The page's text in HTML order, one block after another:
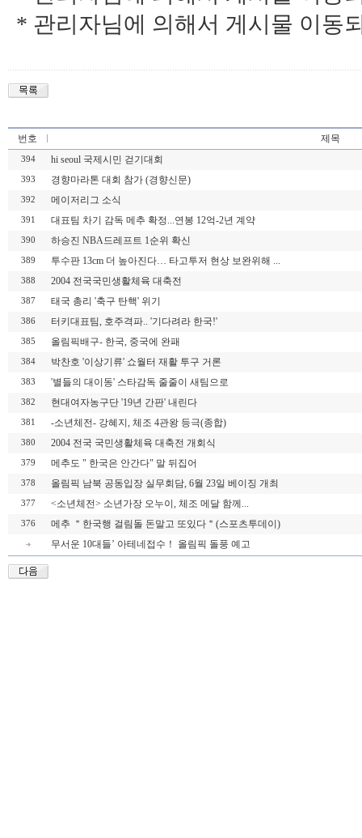
* 관리자님에 의해서 게시물 이동
번호 제목
394 hi seoul 국제시민 걷기대회
393 경향마라톤 대회 참가 (경향신문)
392 메이저리그 소식
391 대표팀 차기 감독 메추 확정...연봉 12억-2년 계약
390 하승진 NBA드레프트 1순위 확신
389 투수판 13cm 더 높아진다… 타고투저 현상 보완위해 ...
388 2004 전국국민생활체육 대축전
387 태국 총리 '축구 탄핵' 위기
386 터키대표팀, 호주격파.. '기다려라 한국!'
385 올림픽배구- 한국, 중국에 완패
384 박찬호 '이상기류' 쇼월터 재활 투구 거론
383 '별들의 대이동' 스타감독 줄줄이 새팀으로
382 현대여자농구단 '19년 간판' 내린다
381 -소년체전- 강혜지, 체조 4관왕 등극(종합)
380 2004 전국 국민생활체육 대축전 개회식
379 메추도 " 한국은 안간다" 말 뒤집어
378 올림픽 남북 공동입장 실무회담, 6월 23일 베이징 개최
377 <소년체전> 소년가장 오누이, 체조 메달 함께...
376
메추 ＂한국행 걸림돌 돈말고 또있다＂(스포츠투데이)
무서운 10대들’ 아테네접수！ 올림픽 돌풍 예고